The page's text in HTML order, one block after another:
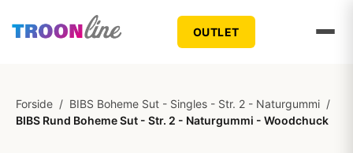
OUTLET
Forside / BIBS Boheme Sut - Singles - Str. 2 - Naturgummi /
BIBS Rund Boheme Sut - Str. 2 - Naturgummi - Woodchuck